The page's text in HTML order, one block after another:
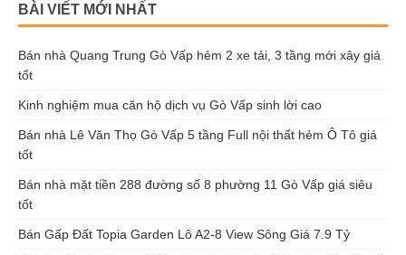
BÀI VIẾT MỚI NHẤT
Bán nhà Quang Trung Gò Vấp hẻm 2 xe tải, 3 tầng mới xây giá
tốt
Kinh nghiệm mua căn hộ dịch vụ Gò Vấp sinh lời cao
Bán nhà Lê Văn Thọ Gò Vấp 5 tầng Full nội thất hẻm Ô Tô giá
tốt
Bán nhà mặt tiền 288 đường số 8 phường 11 Gò Vấp giá siêu
tốt
Bán Gấp Đất Topia Garden Lô A2-8 View Sông Giá 7.9 Tỷ